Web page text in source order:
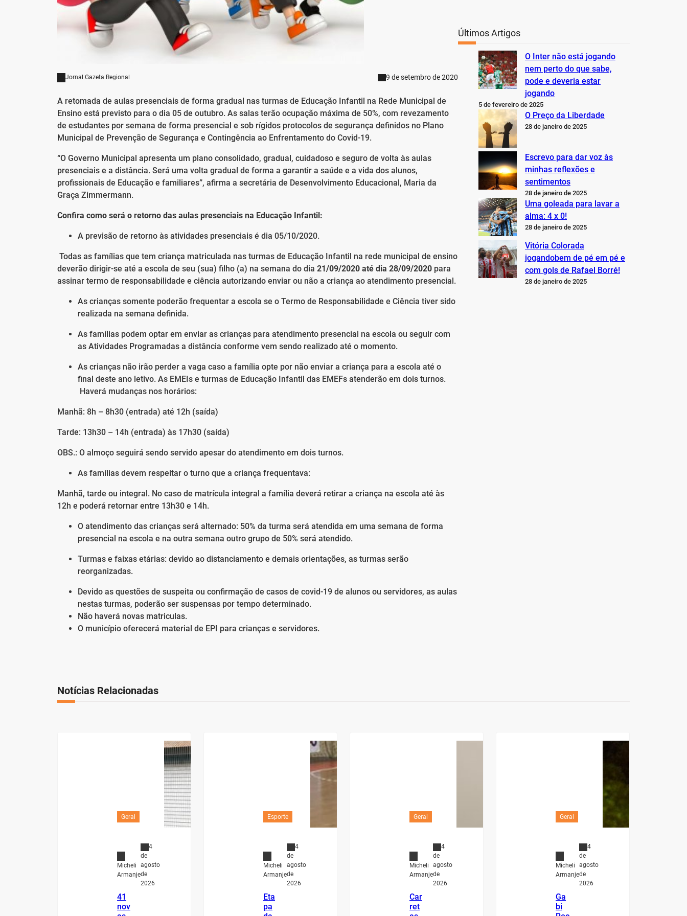
Jornal Gazeta Regional 9 de setembro de 2020
A retomada de aulas presenciais de forma gradual nas turmas de Educação Infantil na Rede Municipal de
Ensino está previsto para o dia 05 de outubro. As salas terão ocupação máxima de 50%, com revezamento
de estudantes por semana de forma presencial e sob rígidos protocolos de segurança definidos no Plano
Municipal de Prevenção de Segurança e Contingência ao Enfrentamento do Covid-19.
“O Governo Municipal apresenta um plano consolidado, gradual, cuidadoso e seguro de volta às aulas
presenciais e a distância. Será uma volta gradual de forma a garantir a saúde e a vida dos alunos,
profissionais de Educação e familiares”, afirma a secretária de Desenvolvimento Educacional, Maria da
Graça Zimmermann.
Confira como será o retorno das aulas presenciais na Educação Infantil:
A previsão de retorno às atividades presenciais é dia 05/10/2020.
Todas as famílias que tem criança matriculada nas turmas de Educação Infantil na rede municipal de ensino
deverão dirigir-se até a escola de seu (sua) filho (a) na semana do dia 21/09/2020 até dia 28/09/2020 para
assinar termo de responsabilidade e ciência autorizando enviar ou não a criança ao atendimento presencial.
As crianças somente poderão frequentar a escola se o Termo de Responsabilidade e Ciência tiver sido
realizada na semana definida.
As famílias podem optar em enviar as crianças para atendimento presencial na escola ou seguir com
as Atividades Programadas a distância conforme vem sendo realizado até o momento.
As crianças não irão perder a vaga caso a família opte por não enviar a criança para a escola até o
final deste ano letivo. As EMEIs e turmas de Educação Infantil das EMEFs atenderão em dois turnos.
Haverá mudanças nos horários:
Manhã: 8h – 8h30 (entrada) até 12h (saída)
Tarde: 13h30 – 14h (entrada) às 17h30 (saída)
OBS.: O almoço seguirá sendo servido apesar do atendimento em dois turnos.
As famílias devem respeitar o turno que a criança frequentava:
Manhã, tarde ou integral. No caso de matrícula integral a família deverá retirar a criança na escola até às
12h e poderá retornar entre 13h30 e 14h.
O atendimento das crianças será alternado: 50% da turma será atendida em uma semana de forma
presencial na escola e na outra semana outro grupo de 50% será atendido.
Turmas e faixas etárias: devido ao distanciamento e demais orientações, as turmas serão
reorganizadas.
Devido as questões de suspeita ou confirmação de casos de covid-19 de alunos ou servidores, as aulas
nestas turmas, poderão ser suspensas por tempo determinado.
Não haverá novas matriculas.
O município oferecerá material de EPI para crianças e servidores.
Últimos Artigos
O Inter não está jogando
nem perto do que sabe,
pode e deveria estar
jogando
5 de fevereiro de 2025
O Preço da Liberdade
28 de janeiro de 2025
Escrevo para dar voz às
minhas reflexões e
sentimentos
28 de janeiro de 2025
Uma goleada para lavar a
alma: 4 x 0!
28 de janeiro de 2025
Vitória Colorada
jogandobem de pé em pé e
com gols de Rafael Borré!
28 de janeiro de 2025
Notícias Relacionadas
Geral
Micheli
Armanje
4
de
agosto
de
2026
41
nov
Esporte
Micheli
Armanje
4
de
agosto
de
2026
Eta
pa
Geral
Micheli
Armanje
4
de
agosto
de
2026
Car
ret
Geral
Micheli
Armanje
4
de
agosto
de
2026
Ga
bi